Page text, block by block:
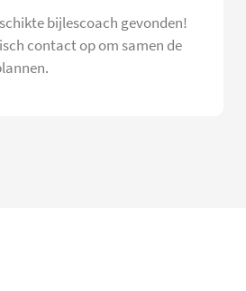
bijlescoach gevonden!
contact op om samen de